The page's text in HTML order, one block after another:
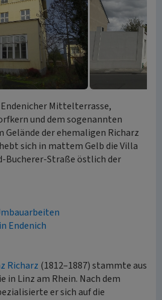
Mittelterrasse,
und dem sogenannten
Gelände der ehemaligen Richarz
sich in mattem Gelb die Villa
Bucherer-Straße östlich der
Endenich
Richarz (1812–1887) stammte aus
in Linz am Rhein. Nach dem
er sich auf die